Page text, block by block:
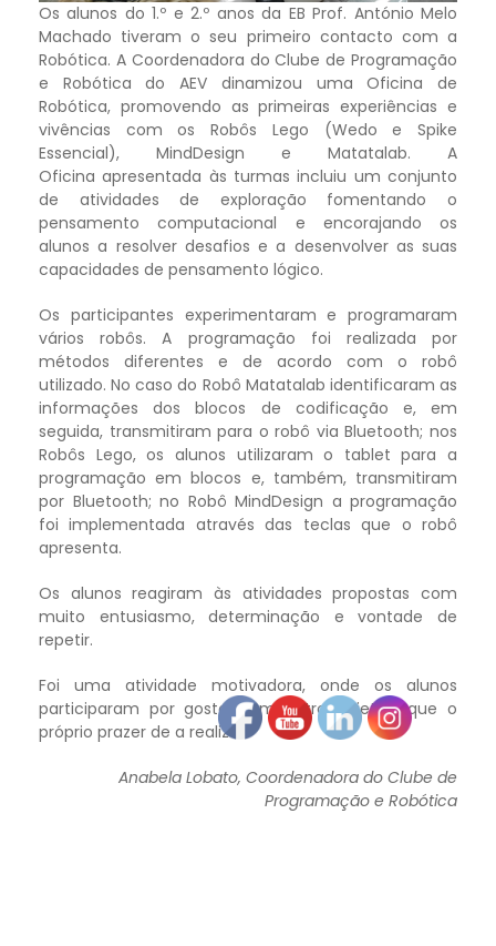
Os alunos do 1.º e 2.º anos da EB Prof. António Melo
Machado tiveram o seu primeiro contacto com a
Robótica. A Coordenadora do Clube de Programação
e Robótica do AEV dinamizou uma Oficina de
Robótica, promovendo as primeiras experiências e
vivências com os Robôs Lego (Wedo e Spike
Essencial), MindDesign e Matatalab. A
Oficina apresentada às turmas incluiu um conjunto
de atividades de exploração fomentando o
pensamento computacional e encorajando os
alunos a resolver desafios e a desenvolver as suas
capacidades de pensamento lógico.
Os participantes experimentaram e programaram
vários robôs. A programação foi realizada por
métodos diferentes e de acordo com o robô
utilizado. No caso do Robô Matatalab identificaram as
informações dos blocos de codificação e, em
seguida, transmitiram para o robô via Bluetooth; nos
Robôs Lego, os alunos utilizaram o tablet para a
programação em blocos e, também, transmitiram
por Bluetooth; no Robô MindDesign a programação
foi implementada através das teclas que o robô
apresenta.
Os alunos reagiram às atividades propostas com
muito entusiasmo, determinação e vontade de
repetir.
Foi uma atividade motivadora, onde os alunos
participaram por gosto, sem outro objetivo que o
próprio prazer de a realizar.
Anabela Lobato, Coordenadora do Clube de
Programação e Robótica